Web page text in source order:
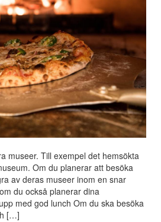
museer. Till exempel det hemsökta
Om du planerar att besöka
av deras museer inom en snar
du också planerar dina
med god lunch Om du ska besöka
[…]